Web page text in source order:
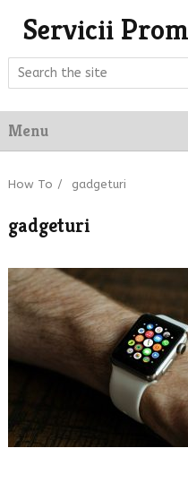
Servicii
Menu
How To / gadgeturi
gadgeturi